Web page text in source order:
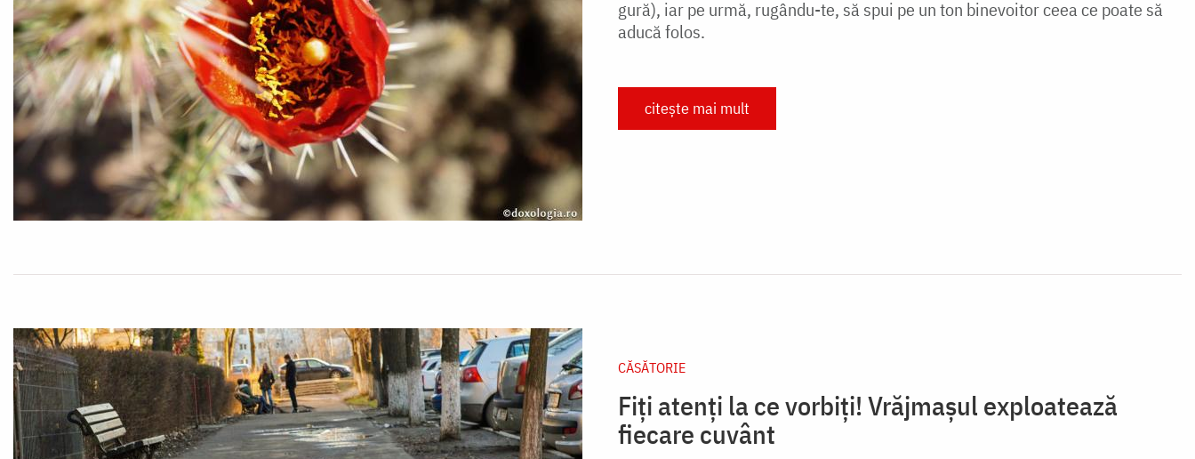
gură), iar pe urmă, rugându-te, să spui pe un ton binevoitor ceea ce poate să
aducă folos.
citește mai mult
CĂSĂTORIE
Fiți atenți la ce vorbiți! Vrăjmașul exploatează
fiecare cuvânt